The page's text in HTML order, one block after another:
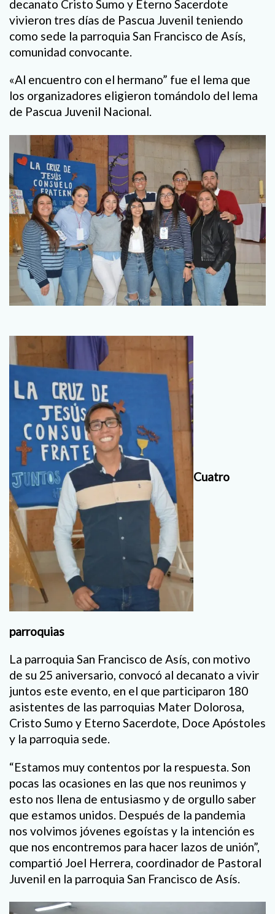
decanato Cristo Sumo y Eterno Sacerdote
vivieron tres días de Pascua Juvenil teniendo
como sede la parroquia San Francisco de Asís,
comunidad convocante.
«Al encuentro con el hermano” fue el lema que
los organizadores eligieron tomándolo del lema
de Pascua Juvenil Nacional.
Cuatro
parroquias
La parroquia San Francisco de Asís, con motivo
de su 25 aniversario, convocó al decanato a vivir
juntos este evento, en el que participaron 180
asistentes de las parroquias Mater Dolorosa,
Cristo Sumo y Eterno Sacerdote, Doce Apóstoles
y la parroquia sede.
“Estamos muy contentos por la respuesta. Son
pocas las ocasiones en las que nos reunimos y
esto nos llena de entusiasmo y de orgullo saber
que estamos unidos. Después de la pandemia
nos volvimos jóvenes egoístas y la intención es
que nos encontremos para hacer lazos de unión”,
compartió Joel Herrera, coordinador de Pastoral
Juvenil en la parroquia San Francisco de Asís.